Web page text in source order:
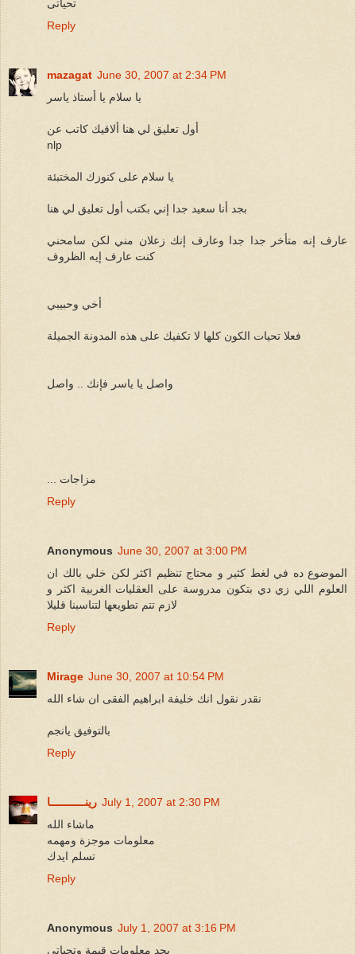
تحياتى
Reply
mazagat June 30, 2007 at 2:34 PM
يا سلام يا أستاذ ياسر
أول تعليق لي هنا ألاقيك كاتب عن
nlp
يا سلام على كنوزك المختبئة
بجد أنا سعيد جدا إني بكتب أول تعليق لي هنا
عارف إنه متأخر جدا جدا وعارف إنك زعلان مني لكن سامحني
كنت عارف إيه الظروف
أخي وحبيبي
فعلا تحيات الكون كلها لا تكفيك على هذه المدونة الجميلة
واصل يا ياسر فإنك .. واصل
... مزاجات
Reply
Anonymous June 30, 2007 at 3:00 PM
الموضوع ده في لغط كثير و محتاج تنظيم اكثر لكن خلي بالك ان
العلوم اللي زي دي بتكون مدروسة على العقليات الغربية اكثر و
لازم تتم تطويعها لتناسبنا قليلا
Reply
Mirage June 30, 2007 at 10:54 PM
نقدر نقول انك خليفة ابراهيم الفقى ان شاء الله
بالتوفيق يانجم
Reply
رينـــــــــــا July 1, 2007 at 2:30 PM
ماشاء الله
معلومات موجزة ومهمه
تسلم ايدك
Reply
Anonymous July 1, 2007 at 3:16 PM
بجد معلومات قيمة وتحياتي